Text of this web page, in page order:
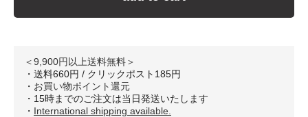
＜9,900円以上送料無料＞
・送料660円 / クリックポスト185円
・ お買い物ポイント還元
・15時までのご注文は当日発送いたします
・ International shipping available.